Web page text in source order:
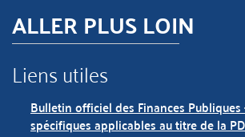
ALLER PLUS LOIN
Liens utiles
Bulletin officiel des Finances
spécifiques applicables au titre de la